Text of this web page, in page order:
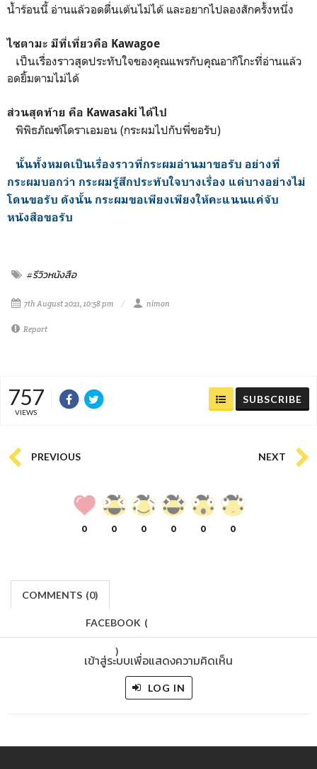
น้ำร้อนนี้ อ่านแล้วอดตื่นเต้นไม่ได้ และอยากไปลองสักครั้งหนึ่ง
ไซตามะ มีที่เที่ยวคือ Kawagoe
เป็นเรื่องราวสุดประทับใจของคุณแพรกับคุณอากิโกะที่อ่านแล้ว
อดยิ้มตามไม่ได้
ส่วนสุดท้าย คือ Kawasaki ได้ไป
พิพิธภัณฑ์โดราเอมอน (กระผมไปกับพี่ขอรับ)
นั้นทั้งหมดเป็นเรื่องราวที่กระผมอ่านมาขอรับ อย่างที่
กระผมบอกว่า กระผมรู้สึกประทับใจบางเรื่อง แต่บางอย่างไม่
โดนขอรับ ดังนั้น กระผมขอเพียงเพียงให้คะแนนแค่จับ
หนังสือขอรับ
#รีวิวหนังสือ
7th August 2021, 10:58 pm nimon
Report
757
VIEWS
SUBSCRIBE
PREVIOUS NEXT
0 0 0 0 0 0
COMMENTS (0)
FACEBOOK (
)
เข้าสู่ระบบเพื่อแสดงความคิดเห็น
LOG IN